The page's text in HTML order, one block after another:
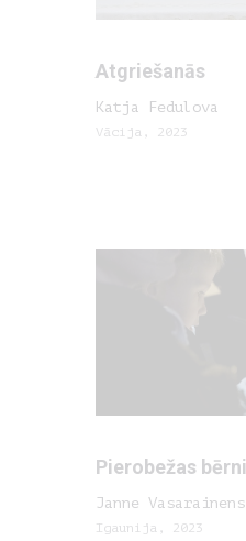
Atgriešanās
Katja Fedulova
Vācija, 2023
Pierobežas bērni
Janne Vasarainens
Igaunija, 2023